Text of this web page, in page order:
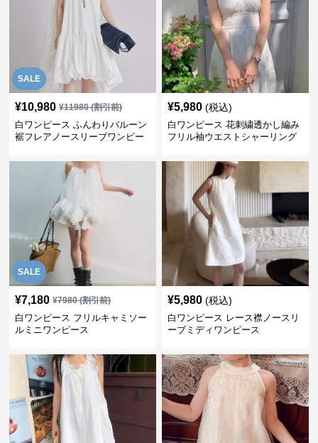
SALE
¥10,980 ¥11980(割引前)
白ワンピース ふんわりバルーン
裾フレアノースリーブワンピー
¥5,980 (税込)
白ワンピース 花刺繍透かし編み
フリル袖ウエストシャーリング
SALE
¥7,180 ¥7980(割引前)
白ワンピース フリルキャミソー
ルミニワンピース
¥5,980 (税込)
白ワンピース レース襟ノースリ
ーブミディワンピース